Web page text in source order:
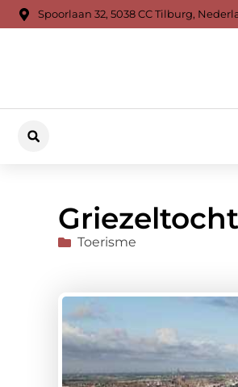
Spoorlaan 32, 5038 CC Tilburg,
Toerisme